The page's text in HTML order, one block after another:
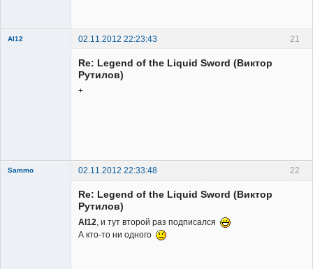
21
Al12
02.11.2012 22:23:43
Re: Legend of the Liquid Sword (Виктор
Рутилов)
+
22
Sammo
02.11.2012 22:33:48
Re: Legend of the Liquid Sword (Виктор
Рутилов)
Al12, и тут второй раз подписался
А кто-то ни одного